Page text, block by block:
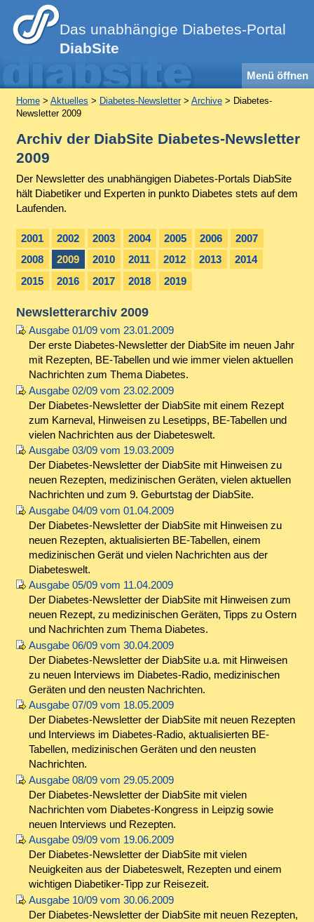
Das unabhängige Diabetes-Portal
DiabSite
Menü öffnen
Home> Aktuelles > Diabetes-Newsletter> Archive> Diabetes-
Newsletter 2009
Archiv der DiabSite Diabetes-Newsletter
2009
Der Newsletter des unabhängigen Diabetes-Portals DiabSite
hält Diabetiker und Experten in punkto Diabetes stets auf dem
Laufenden.
2001 2002 2003 2004 2005 2006
2007
2008
2009 2010 2011 2012 2013
2014
2015
2016 2017 2018 2019
Newsletterarchiv 2009
Ausgabe 01/09 vom 23.01.2009
Der erste Diabetes-Newsletter der DiabSite im neuen Jahr
mit Rezepten, BE-Tabellen und wie immer vielen aktuellen
Nachrichten zum Thema Diabetes.
Ausgabe 02/09 vom 23.02.2009
Der Diabetes-Newsletter der DiabSite mit einem Rezept
zum Karneval, Hinweisen zu Lesetipps, BE-Tabellen und
vielen Nachrichten aus der Diabeteswelt.
Ausgabe 03/09 vom 19.03.2009
Der Diabetes-Newsletter der DiabSite mit Hinweisen zu
neuen Rezepten, medizinischen Geräten, vielen aktuellen
Nachrichten und zum 9. Geburtstag der DiabSite.
Ausgabe 04/09 vom 01.04.2009
Der Diabetes-Newsletter der DiabSite mit Hinweisen zu
neuen Rezepten, aktualisierten BE-Tabellen, einem
medizinischen Gerät und vielen Nachrichten aus der
Diabeteswelt.
Ausgabe 05/09 vom 11.04.2009
Der Diabetes-Newsletter der DiabSite mit Hinweisen zum
neuen Rezept, zu medizinischen Geräten, Tipps zu Ostern
und Nachrichten zum Thema Diabetes.
Ausgabe 06/09 vom 30.04.2009
Der Diabetes-Newsletter der DiabSite u.a. mit Hinweisen
zu neuen Interviews im Diabetes-Radio, medizinischen
Geräten und den neusten Nachrichten.
Ausgabe 07/09 vom 18.05.2009
Der Diabetes-Newsletter der DiabSite mit neuen Rezepten
und Interviews im Diabetes-Radio, aktualisierten BE-
Tabellen, medizinischen Geräten und den neusten
Nachrichten.
Ausgabe 08/09 vom 29.05.2009
Der Diabetes-Newsletter der DiabSite mit vielen
Nachrichten vom Diabetes-Kongress in Leipzig sowie
neuen Interviews und Rezepten.
Ausgabe 09/09 vom 19.06.2009
Der Diabetes-Newsletter der DiabSite mit vielen
Neuigkeiten aus der Diabeteswelt, Rezepten und einem
wichtigen Diabetiker-Tipp zur Reisezeit.
Ausgabe 10/09 vom 30.06.2009
Der Diabetes-Newsletter der DiabSite mit neuen Rezepten,